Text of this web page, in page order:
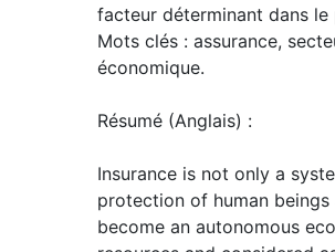
facteur déterminant dans
Mots clés : assurance,
économique.
Résumé (Anglais) :
Insurance is not only a
protection of human
become an autonomous